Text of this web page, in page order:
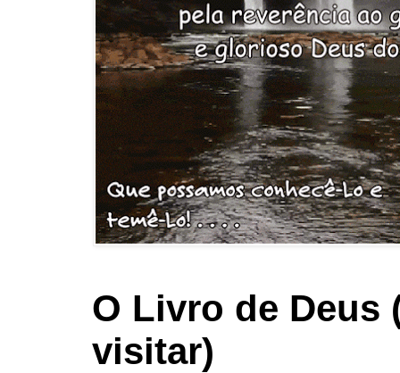
O Livro de Deus
visitar)